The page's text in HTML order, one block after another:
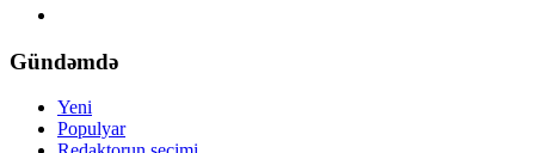
Gündəmdə
Yeni
Populyar